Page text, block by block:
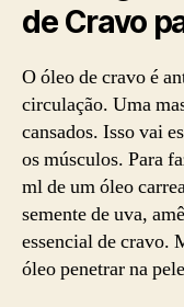
de Cravo
O óleo de cravo é
circulação. Uma
cansados. Isso vai
os músculos. Para
ml de um óleo
semente de uva,
essencial de cravo.
óleo penetrar na